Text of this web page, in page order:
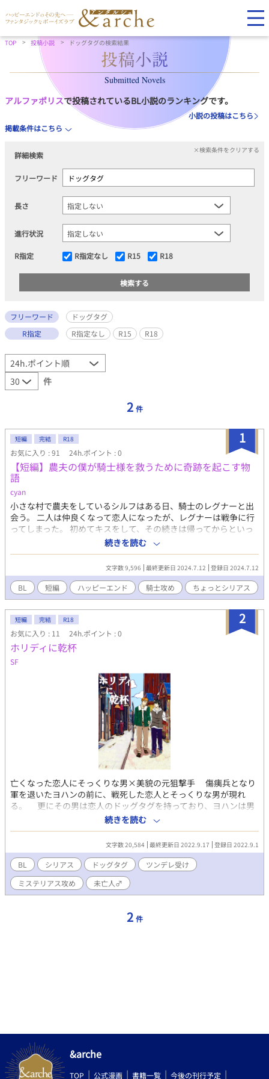
TOP 投稿小説 ドッグタグの検索結果
Submitted Novels
アルファポリスで投稿されているBL小説のランキングです。
小説の投稿はこちら
掲載条件はこちら
詳細検索
×検索条件をクリアする
フリーワード
長さ
進行状況
R指定 R指定なし R15 R18
フリーワード
ドッグタグ
R指定
R指定なし R15 R18
件
2 件
1
短編 完結 R18
お気に入り : 91 24h.ポイント : 0
【短編】農夫の僕が騎士様を救うために奇跡を起こす物
語
cyan
小さな村で農夫をしているシルフはある日、騎士のレグナーと出
会う。 二人は仲良くなって恋人になったが、レグナーは戦争に行
ってしまった。 初めてキスをして、その続きは帰ってからといっ
たレグナー しかし戻ってきたのはレグナーのドッグタグとボロボ
ロの剣。 絶望するシルフは奇跡を起こせるのか？ 少しシリアスな
シーンがありますがハッピーエンドです。
続きを読む
文字数 9,596 最終更新日 2024.7.12 登録日 2024.7.12
BL 短編 ハッピーエンド 騎士攻め ちょっとシリアス
2
短編 完結 R18
お気に入り : 11 24h.ポイント : 0
ホリディに乾杯
SF
亡くなった恋人にそっくりな男×美貌の元狙撃手 傷痍兵となり
軍を退いたヨハンの前に、戦死した恋人とそっくりな男が現れ
る。 更にその男は恋人のドッグタグを持っており、ヨハンは男
と一夜を共にしてしまう。 翌日、男はしばらく匿うよう要求し
てきて・・・！？ 謎の男とツンデレ美青年のスリリングな物
語。 ※てんつぶさん主催の「ドッグタグアンソロジー」寄稿作品
です。
続きを読む
文字数 20,584 最終更新日 2022.9.17 登録日 2022.9.1
BL シリアス ドッグタグ
ツンデレ受け
ミステリアス攻め
未亡人♂
2 件
&arche
TOP 公式漫画 書籍一覧 今後の刊行予定